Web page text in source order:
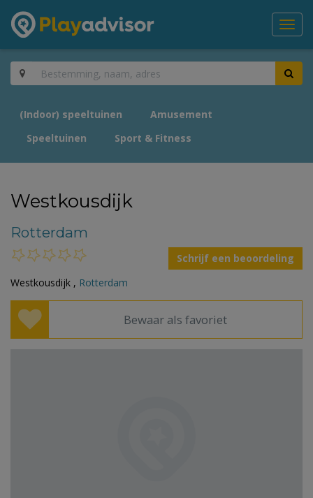
(Indoor) speeltuinen
Amusement
Speeltuinen
Sport & Fitness
Westkousdijk
Rotterdam
Schrijf een beoordeling
Westkousdijk , Rotterdam
Bewaar als favoriet